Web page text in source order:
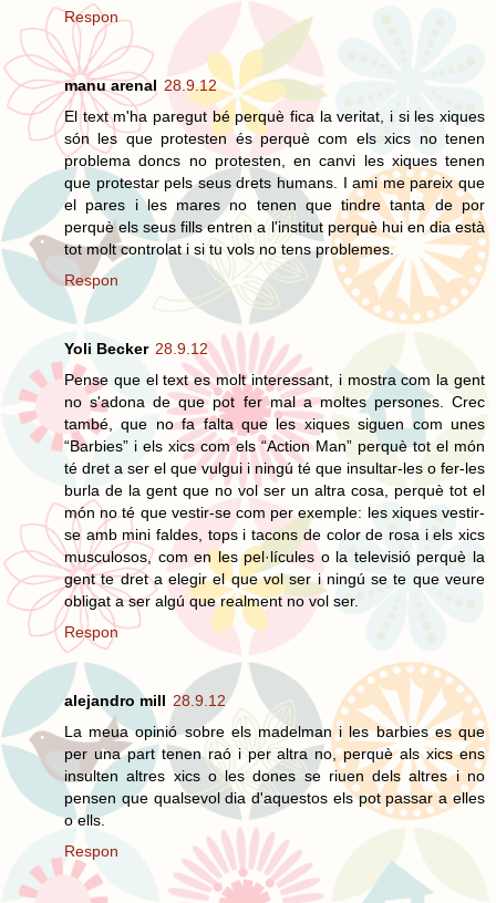
Respon
manu arenal 28.9.12
El text m'ha paregut bé perquè fica la veritat, i si les xiques
són les que protesten és perquè com els xics no tenen
problema doncs no protesten, en canvi les xiques tenen
que protestar pels seus drets humans. I ami me pareix que
el pares i les mares no tenen que tindre tanta de por
perquè els seus fills entren a l'institut perquè hui en dia està
tot molt controlat i si tu vols no tens problemes.
Respon
Yoli Becker 28.9.12
Pense que el text es molt interessant, i mostra com la gent
no s'adona de que pot fer mal a moltes persones. Crec
també, que no fa falta que les xiques siguen com unes
“Barbies” i els xics com els “Action Man” perquè tot el món
té dret a ser el que vulgui i ningú té que insultar-les o fer-les
burla de la gent que no vol ser un altra cosa, perquè tot el
món no té que vestir-se com per exemple: les xiques vestir-
se amb mini faldes, tops i tacons de color de rosa i els xics
musculosos, com en les pel·lícules o la televisió perquè la
gent te dret a elegir el que vol ser i ningú se te que veure
obligat a ser algú que realment no vol ser.
Respon
alejandro mill 28.9.12
La meua opinió sobre els madelman i les barbies es que
per una part tenen raó i per altra no, perquè als xics ens
insulten altres xics o les dones se riuen dels altres i no
pensen que qualsevol dia d'aquestos els pot passar a elles
o ells.
Respon